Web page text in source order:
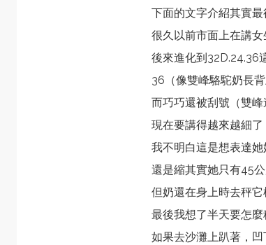
下面的文字介紹其實最
很久以前市面上在講
後來進化到32D.24.36
36（像雙峰駱駝奶長背
而巧巧還被刮號（雙峰
現在要講得越來越細了
我不明白這是想表達
還是縮其實她只有45
但奶還在身上時去秤
最後我想了半天要怎
如果去沙灘上趴著，